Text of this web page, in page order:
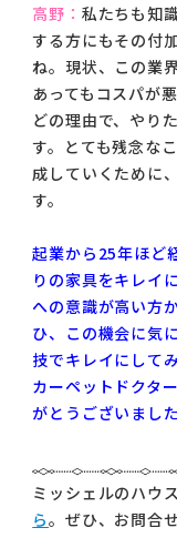
高野： 私たちも知
する方にもその付
ね。現状、この業
あってもコスパが
どの理由で、やり
す。とても残念な
成していくために
す。
起業から25年ほど
りの家具をキレイ
への意識が高い方
ひ、この機会に気
技でキレイにして
カーペットドクタ
がとうございまし
ミッシェルのハウ
ら。ぜひ、お問合